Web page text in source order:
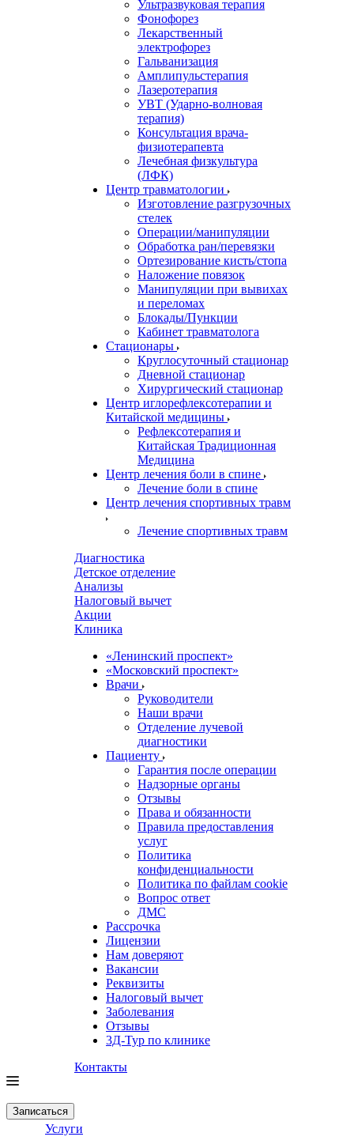
Ультразвуковая терапия
Фонофорез
Лекарственный
электрофорез
Гальванизация
Амплипульстерапия
Лазеротерапия
УВТ (Ударно-волновая
терапия)
Консультация врача-
физиотерапевта
Лечебная физкультура
(ЛФК)
Центр травматологии
Изготовление разгрузочных
стелек
Операции/манипуляции
Обработка ран/перевязки
Ортезирование кисть/стопа
Наложение повязок
Манипуляции при вывихах
и переломах
Блокады/Пункции
Кабинет травматолога
Стационары
Круглосуточный стационар
Дневной стационар
Хирургический стационар
Центр иглорефлексотерапии и
Китайской медицины
Рефлексотерапия и
Китайская Традиционная
Медицина
Центр лечения боли в спине
Лечение боли в спине
Центр лечения спортивных травм
Лечение спортивных травм
Диагностика
Детское отделение
Анализы
Налоговый вычет
Акции
Клиника
«Ленинский проспект»
«Московский проспект»
Врачи
Руководители
Наши врачи
Отделение лучевой
диагностики
Пациенту
Гарантия после операции
Надзорные органы
Отзывы
Права и обязанности
Правила предоставления
услуг
Политика
конфиденциальности
Политика по файлам cookie
Вопрос ответ
ДМС
Рассрочка
Лицензии
Нам доверяют
Вакансии
Реквизиты
Налоговый вычет
Заболевания
Отзывы
3Д-Тур по клинике
Контакты
Записаться
Услуги